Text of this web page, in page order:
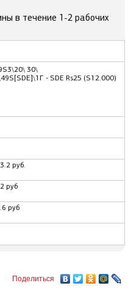
в течение 1-2 рабочих
30\
- SDE Rs25 (S12.000)
руб.
руб
руб
Поделиться